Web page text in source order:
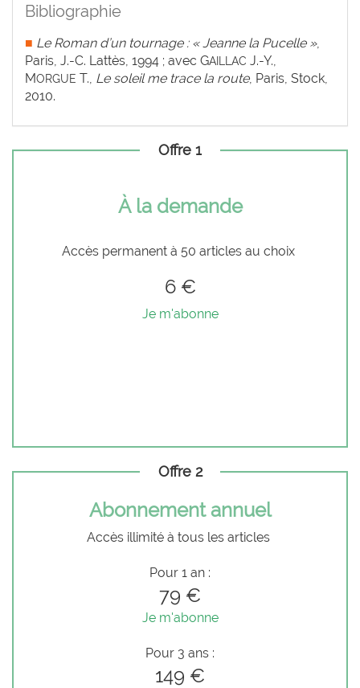
Bibliographie
■ Le Roman d’un tournage : « Jeanne la Pucelle »,
Paris, J.-C. Lattès, 1994 ; avec GAILLAC J.-Y.,
MORGUE T., Le soleil me trace la route, Paris, Stock,
2010.
Offre 1
À la demande
Accès permanent à 50 articles au choix
6 €
Je m'abonne
Offre 2
Abonnement annuel
Accès illimité à tous les articles
Pour 1 an :
79 €
Je m'abonne
Pour 3 ans :
149 €